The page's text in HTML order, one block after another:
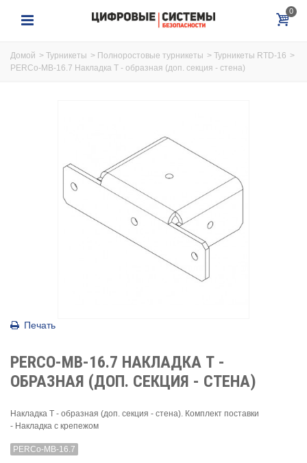
0
Домой > Турникеты > Полноростовые турникеты > Турникеты RTD-16 >
PERCo-MB-16.7 Накладка Т - образная (доп. секция - стена)
Печать
PERCO-MB-16.7 НАКЛАДКА Т -
ОБРАЗНАЯ (ДОП. СЕКЦИЯ - СТЕНА)
Накладка Т - образная (доп. секция - стена). Комплект поставки
- Накладка с крепежом
PERCo-MB-16.7